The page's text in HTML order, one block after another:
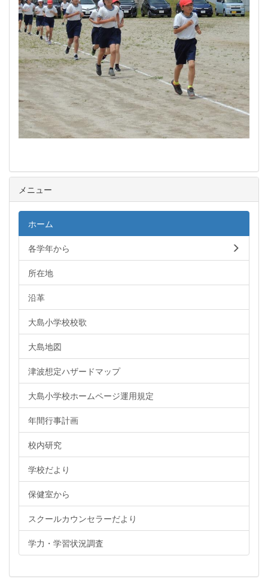
メニュー
ホーム
各学年から
所在地
沿革
大島小学校校歌
大島地図
津波想定ハザードマップ
大島小学校ホームページ運用規定
年間行事計画
校内研究
学校だより
保健室から
スクールカウンセラーだより
学力・学習状況調査